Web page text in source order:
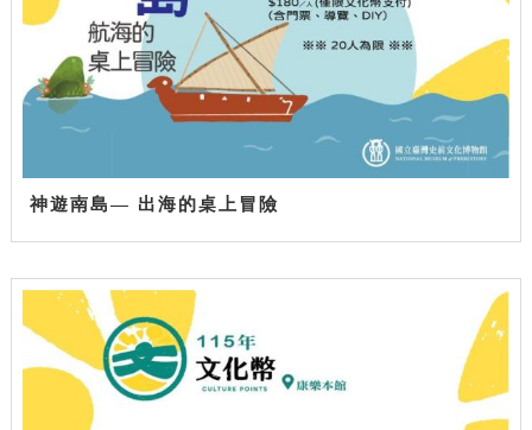
神遊南島— 出海的桌上冒險